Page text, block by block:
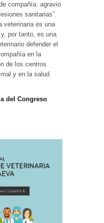
compañía: agravio
sanitarias”.
veterinaria es una
por tanto, es una
defender el
en la
de los centros
y en la salud
del Congreso